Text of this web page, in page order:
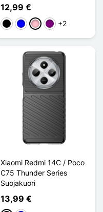
12,99 €
Noir Transparent
Bleu Transparent
Rose Transparent
Violet
+2
Xiaomi Redmi 14C / Poco
C75 Thunder Series
Suojakuori
13,99 €